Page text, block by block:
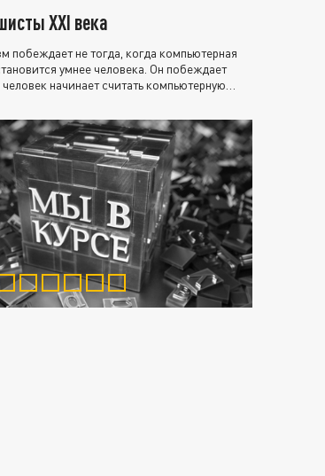
XXI века
побеждает не тогда, когда компьютерная
умнее человека. Он побеждает
человек начинает считать компьютерную